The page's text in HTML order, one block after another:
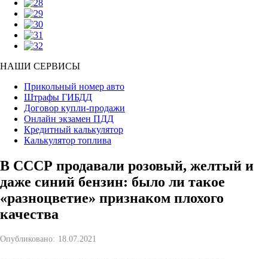
НАШИ СЕРВИСЫ
Прикольный номер авто
Штрафы ГИБДД
Договор купли-продажи
Онлайн экзамен ПДД
Кредитный калькулятор
Калькулятор топлива
В СССР продавали розовый, желтый и
даже синий бензин: было ли такое
«разноцветие» признаком плохого
качества
Опубликовано: 18.07.2021